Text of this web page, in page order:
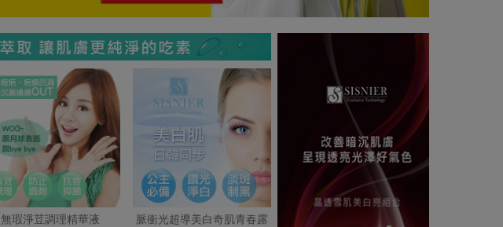
無瑕淨荳調理精華液 脈衝光超導美白奇肌青春露